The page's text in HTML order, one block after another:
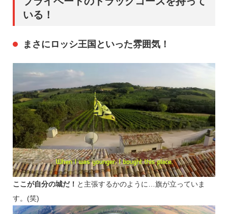
いる！
まさにロッシ王国といった雰囲気！
ここが自分の城だ！ と主張するかのように…旗が立っていま
す。(笑)